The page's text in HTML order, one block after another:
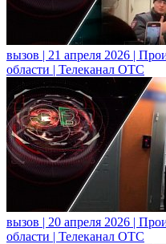
вызов | 21 апреля 2026 |
области | Телеканал ОТС
вызов | 20 апреля 2026 |
области | Телеканал ОТС